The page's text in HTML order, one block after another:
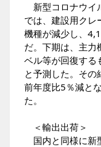
新型コロナウイ
では、建設用クレ
機種が減少し、
だ。下期は、主力
ベル等が回復す
と予測した。そ
前年度比5％減と
た。
＜輸出出荷＞
国内と同様に新